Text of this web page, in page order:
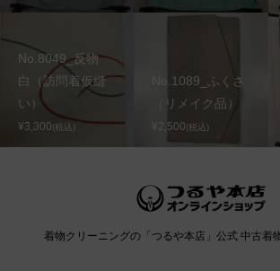
No.8049_反物
白（訪問着仮縫
い）
¥3,300(税込)
No.1089_ふくさ
（リメイク品）
¥2,500(税込)
着物クリーニングの「つるや本店」公式 中古着